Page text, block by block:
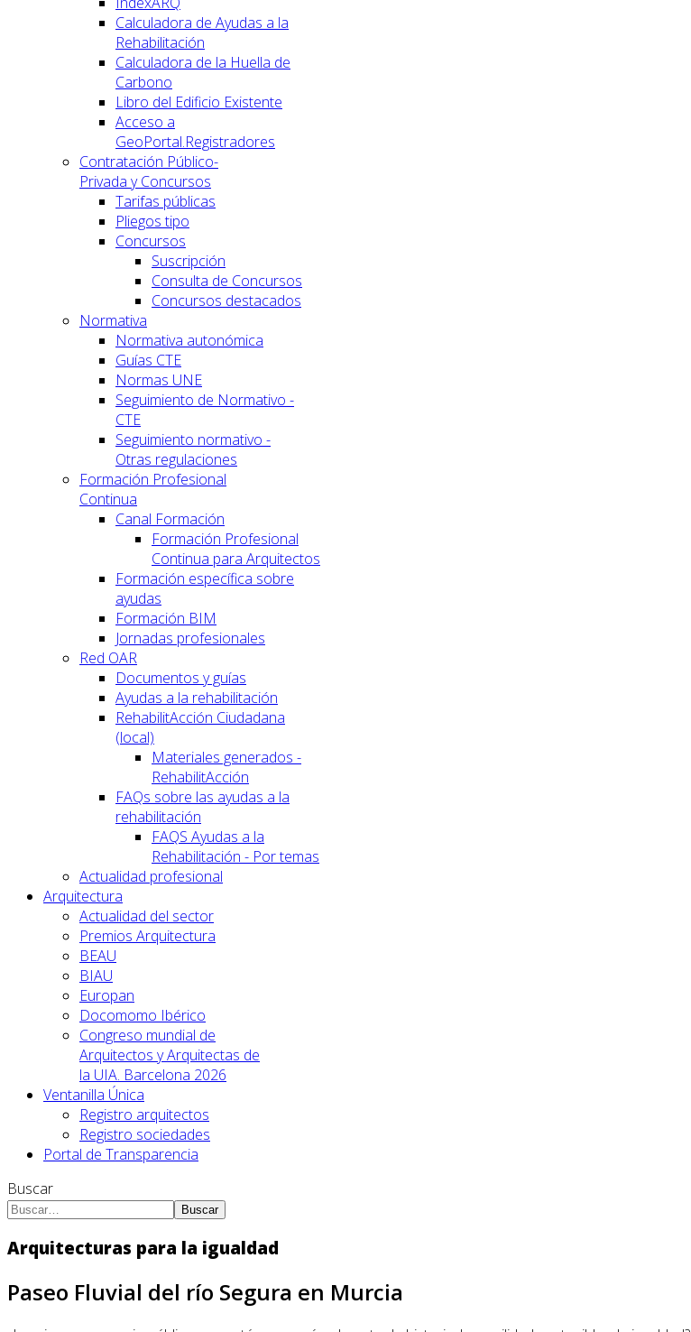
Calculadora de Ayudas a la
Rehabilitación
Calculadora de la Huella de
Carbono
Libro del Edificio Existente
Acceso a
GeoPortal.Registradores
Contratación Público-
Privada y Concursos
Tarifas públicas
Pliegos tipo
Concursos
Suscripción
Consulta de Concursos
Concursos destacados
Normativa
Normativa autonómica
Guías CTE
Normas UNE
Seguimiento de Normativo -
CTE
Seguimiento normativo -
Otras regulaciones
Formación Profesional
Continua
Canal Formación
Formación Profesional
Continua para Arquitectos
Formación específica sobre
ayudas
Formación BIM
Jornadas profesionales
Red OAR
Documentos y guías
Ayudas a la rehabilitación
RehabilitAcción Ciudadana
(local)
Materiales generados -
RehabilitAcción
FAQs sobre las ayudas a la
rehabilitación
FAQS Ayudas a la
Rehabilitación - Por temas
Actualidad profesional
Arquitectura
Actualidad del sector
Premios Arquitectura
BEAU
BIAU
Europan
Docomomo Ibérico
Congreso mundial de
Arquitectos y Arquitectas de
la UIA. Barcelona 2026
Ventanilla Única
Registro arquitectos
Registro sociedades
Portal de Transparencia
Buscar
Buscar
Arquitecturas para la igualdad
Paseo Fluvial del río Segura en Murcia